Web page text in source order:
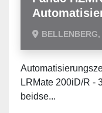
LRMate 200iD/R -
beidse...